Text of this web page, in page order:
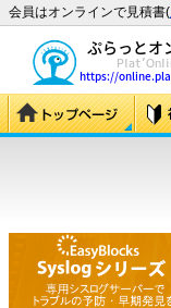
会員はオンラインで見積書(